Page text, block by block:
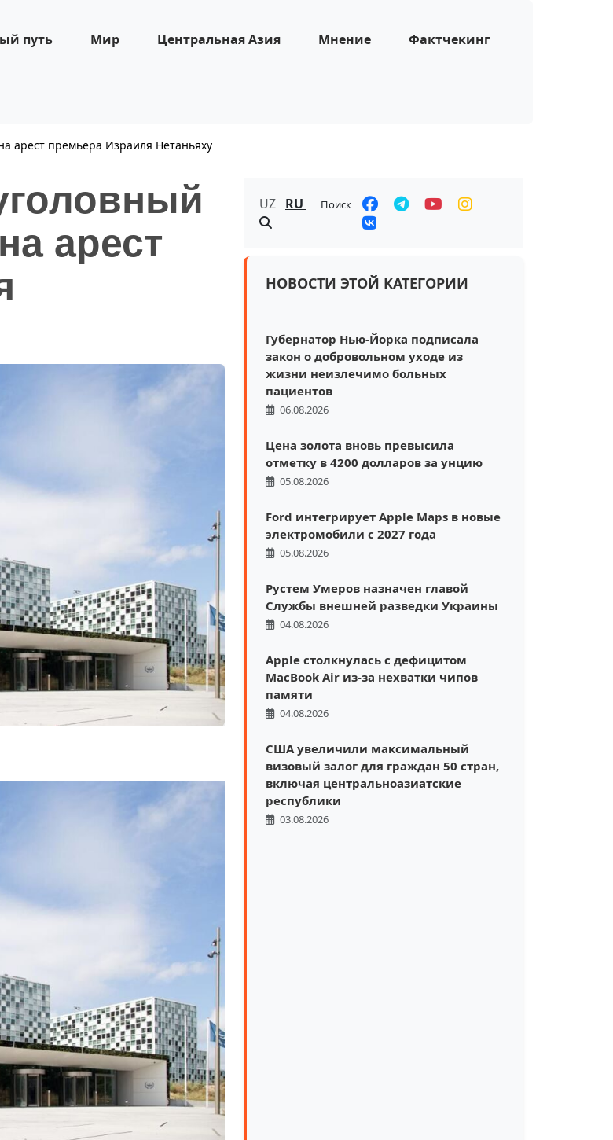
путь Мир Центральная Азия Мнение Фактчекинг
арест премьера Израиля Нетаньяху
арест
UZ RU Поиск
НОВОСТИ ЭТОЙ КАТЕГОРИИ
Губернатор Нью-Йорка подписала
закон о добровольном уходе из
жизни неизлечимо больных
пациентов
06.08.2026
Цена золота вновь превысила
отметку в 4200 долларов за унцию
05.08.2026
Ford интегрирует Apple Maps в новые
электромобили с 2027 года
05.08.2026
Рустем Умеров назначен главой
Службы внешней разведки Украины
04.08.2026
Apple столкнулась с дефицитом
MacBook Air из-за нехватки чипов
памяти
04.08.2026
США увеличили максимальный
визовый залог для граждан 50 стран,
включая центральноазиатские
республики
03.08.2026